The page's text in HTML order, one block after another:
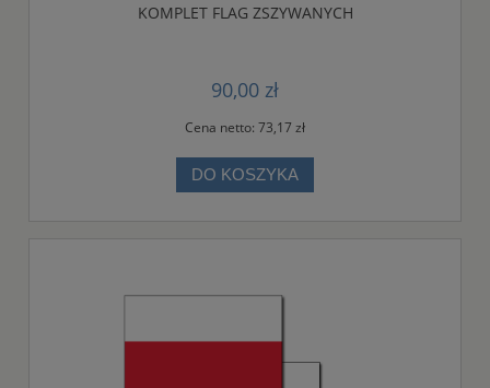
KOMPLET FLAG ZSZYWANYCH
90,00 zł
Cena netto: 73,17 zł
DO KOSZYKA